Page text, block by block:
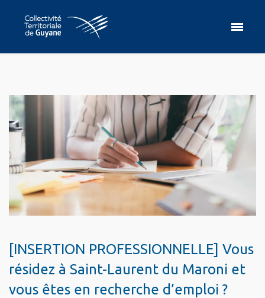
[INSERTION PROFESSIONNELLE] Vous
résidez à Saint-Laurent du Maroni et
vous êtes en recherche d’emploi ?